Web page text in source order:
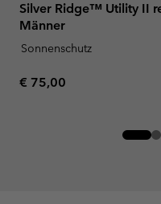
Silver Ridge™ Utility II
Männer
Sonnenschutz
Regular price:
€ 75,00